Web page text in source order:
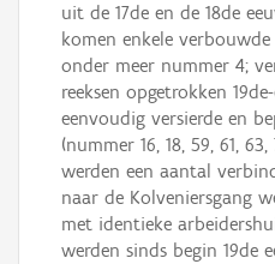
uit de 17de en de 18de
komen enkele
onder meer nummer 4;
reeksen opgetrokken
eenvoudig versierde en
(nummer 16, 18, 59, 61, 63,
werden een aantal
naar de Kolveniersgang
met identieke
werden sinds begin 19de